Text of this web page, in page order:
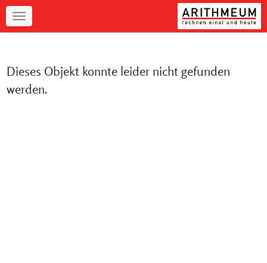
Navigation
Dieses Objekt konnte leider nicht gefunden
werden.